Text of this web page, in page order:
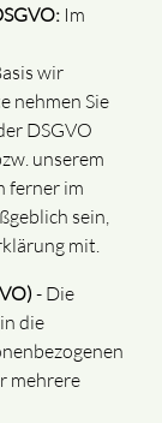
Im
wir
nehmen Sie
DSGVO
unserem
ferner im
sein,
mit.
- Die
die
mehrere